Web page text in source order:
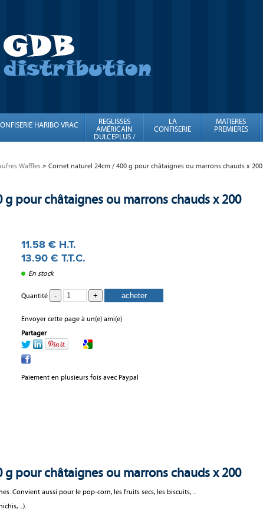
HARIBO VRAC
REGLISSES
AMÉRICAIN
DULCEPLUS /
FINI
LA
CONFISERIE
MATIERES
PREMIERES
Waffles Cornet naturel 24cm / 400 g pour châtaignes ou marrons chauds x 200
pour châtaignes ou marrons chauds x 200
11 .58 € H.T.
13.90 € T.T.C.
En stock
Quantité
Envoyer cette page à un(e) ami(e)
Partager
Paiement en plusieurs fois avec Paypal
pour châtaignes ou marrons chauds x 200
Convient aussi pour le pop-corn, les fruits secs, les biscuits, ...
...).